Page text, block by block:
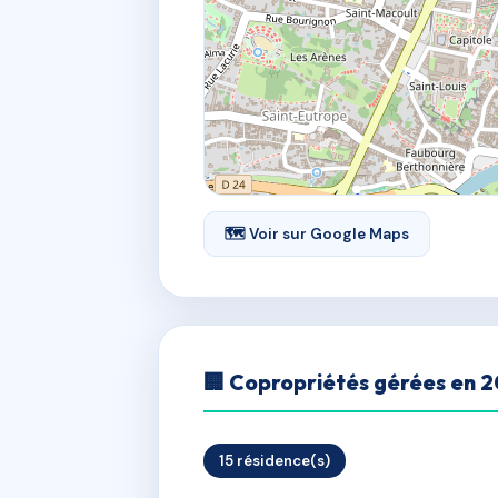
🗺 Voir sur Google Maps
🏢 Copropriétés gérées en
15 résidence(s)